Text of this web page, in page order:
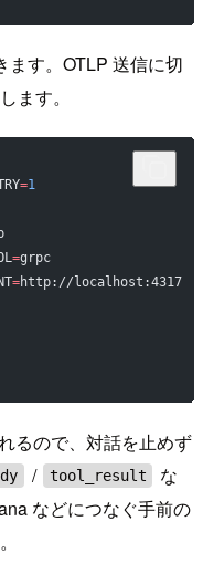
ます。OTLP 送信に切
ます。
=1
=grpc
=http://localhost:4317
るので、対話を止めず
/ tool_result
な
などにつなぐ手前の